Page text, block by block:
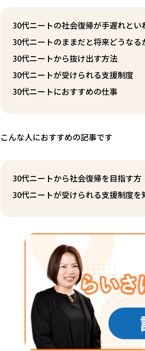
30代ニートの社会復帰が手遅れとい
30代ニートのままだと将来どうなる
30代ニートから抜け出す方法
30代ニートが受けられる支援制度
30代ニートにおすすめの仕事
こんな人におすすめの記事です
30代ニートから社会復帰を目指す方
30代ニートが受けられる支援制度を